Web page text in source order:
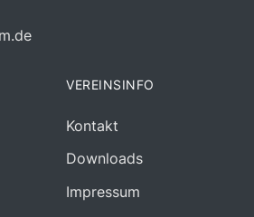
VEREINSINFO
Kontakt
Downloads
Impressum